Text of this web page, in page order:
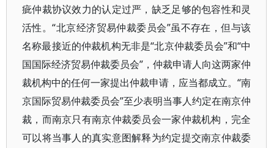
疵仲裁协议效力的认定过严，缺乏足够的包容性和灵
活性。“北京经济贸易仲裁委员会”虽不存在，但与该
名称最接近的仲裁机构无非是“北京仲裁委员会”和“中
国国际经济贸易仲裁委员会”，仲裁申请人向这两家仲
裁机构中的任何一家提出仲裁申请，应当都成立。“南
京国际贸易仲裁委员会”至少表明当事人约定在南京仲
裁，而南京只有南京仲裁委员会一家仲裁机构，完全
可以将当事人的真实意图解释为约定提交南京仲裁委